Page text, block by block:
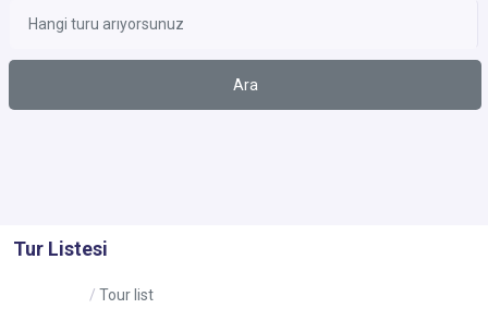
Ara
Tur Listesi
Tour list